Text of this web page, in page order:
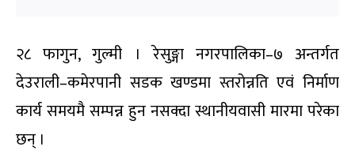
२८ फागुन, गुल्मी । रेसुङ्गा नगरपालिका–७ अन्तर्गत
देउराली–कमेरपानी सडक खण्डमा स्तरोन्नति एवं निर्माण
कार्य समयमै सम्पन्न हुन नसक्दा स्थानीयवासी मारमा परेका
छन् ।